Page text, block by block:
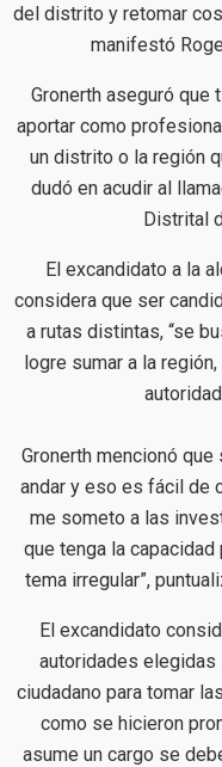
del distrito y retomar
manifestó
Gronerth aseguró que
aportar como
un distrito o la región
dudó en acudir al
Distrital
El excandidato a la
considera que ser
a rutas distintas, “se
logre sumar a la
Gronerth mencionó
andar y eso es fácil de
me someto a las
que tenga la
tema irregular”,
El excandidato
autoridades elegidas
ciudadano para tomar
como se hicieron
asume un cargo se